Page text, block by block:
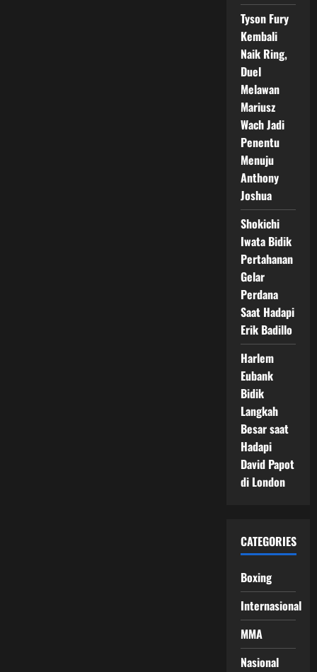
Tyson Fury
Kembali
Naik Ring,
Duel
Melawan
Mariusz
Wach Jadi
Penentu
Menuju
Anthony
Joshua
Shokichi
Iwata Bidik
Pertahanan
Gelar
Perdana
Saat Hadapi
Erik Badillo
Harlem
Eubank
Bidik
Langkah
Besar saat
Hadapi
David Papot
di London
CATEGORIES
Boxing
Internasional
MMA
Nasional